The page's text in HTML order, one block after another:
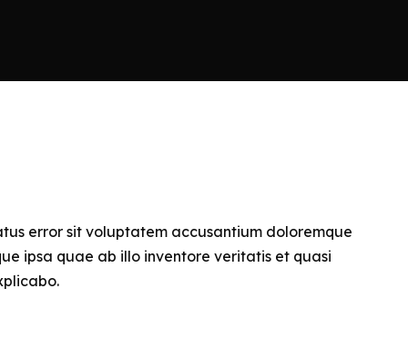
error sit voluptatem accusantium doloremque
ipsa quae ab illo inventore veritatis et quasi